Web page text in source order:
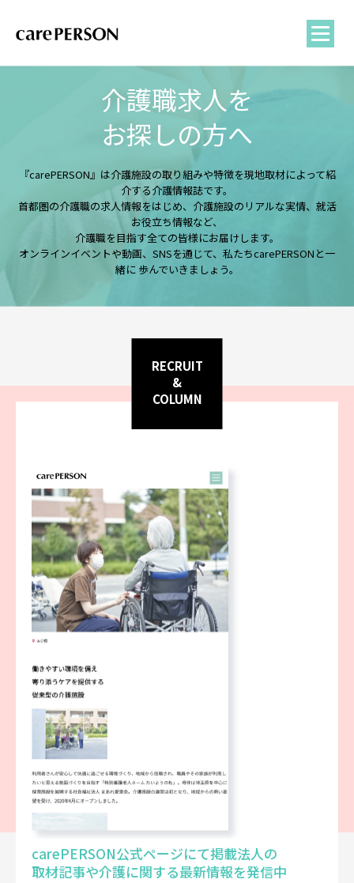
介護職求人を
お探しの方へ
『carePERSON』は介護施設の取り組みや特徴を現地取材によって紹
介する介護情報誌です。
首都圏の介護職の求人情報をはじめ、介護施設のリアルな実情、就活
お役立ち情報など、
介護職を目指す全ての皆様にお届けします。
オンラインイベントや動画、SNSを通じて、私たちcarePERSONと一
緒に歩んでいきましょう。
RECRUIT
&
COLUMN
carePERSON公式ページにて掲載法人の
取材記事や介護に関する最新情報を発信中